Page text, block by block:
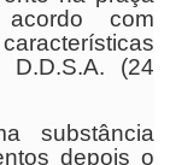
com
(24
substância
depois o